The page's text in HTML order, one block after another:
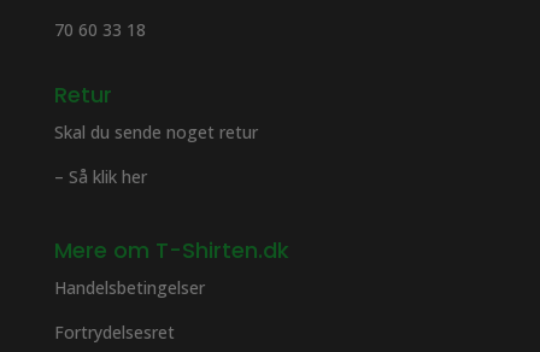
70 60 33 18
Retur
Skal du sende noget retur
– Så klik her
Mere om T-Shirten.dk
Handelsbetingelser
Fortrydelsesret